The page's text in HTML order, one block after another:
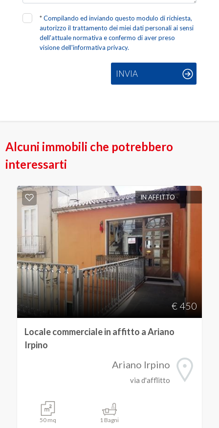
*Compilando ed inviando questo modulo di richiesta,
autorizzo il trattamento dei miei dati personali ai sensi
dell'attuale normativa e confermo di aver preso
visione dell'informativa privacy.
INVIA
Alcuni immobili che potrebbero
interessarti
IN AFFITTO
€ 450
Locale commerciale in affitto a Ariano
Irpino
Ariano Irpino
via d'afflitto
50 mq 1 Bagni